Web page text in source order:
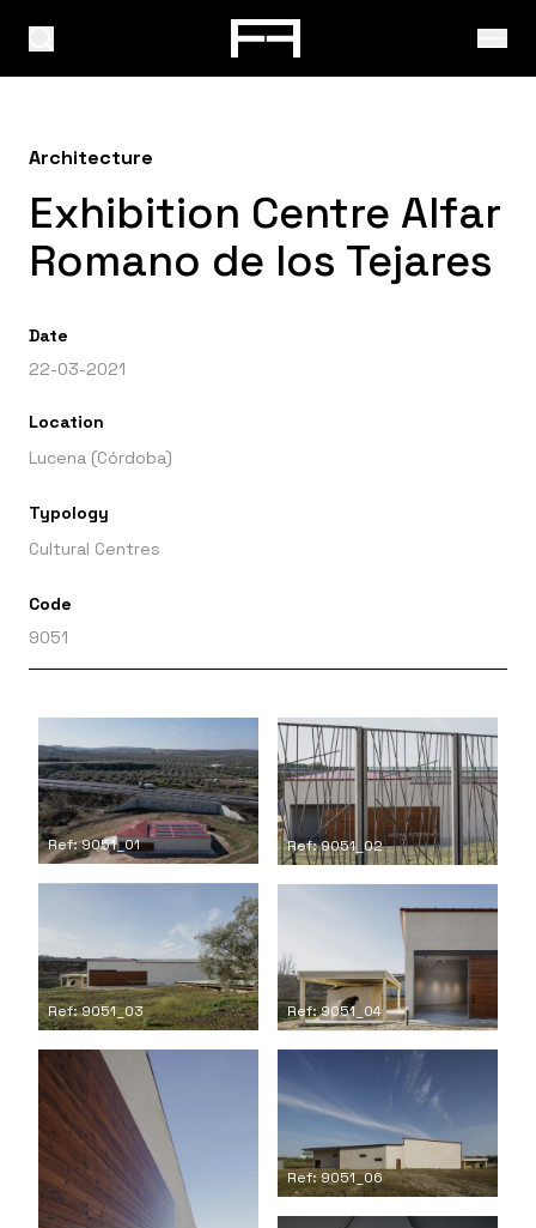
Architecture
Exhibition Centre Alfar
Romano de los Tejares
Date
22-03-2021
Location
Lucena (Córdoba)
Typology
Cultural Centres
Code
9051
Ref: 9051_01 Ref: 9051_02
Ref: 9051_03 Ref: 9051_04
Ref: 9051_06